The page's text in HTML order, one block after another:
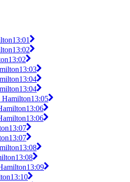
13:01
13:02
13:02
13:03
13:04
13:04
Hamilton13:05
13:06
13:06
13:07
13:07
13:08
13:08
13:09
13:10